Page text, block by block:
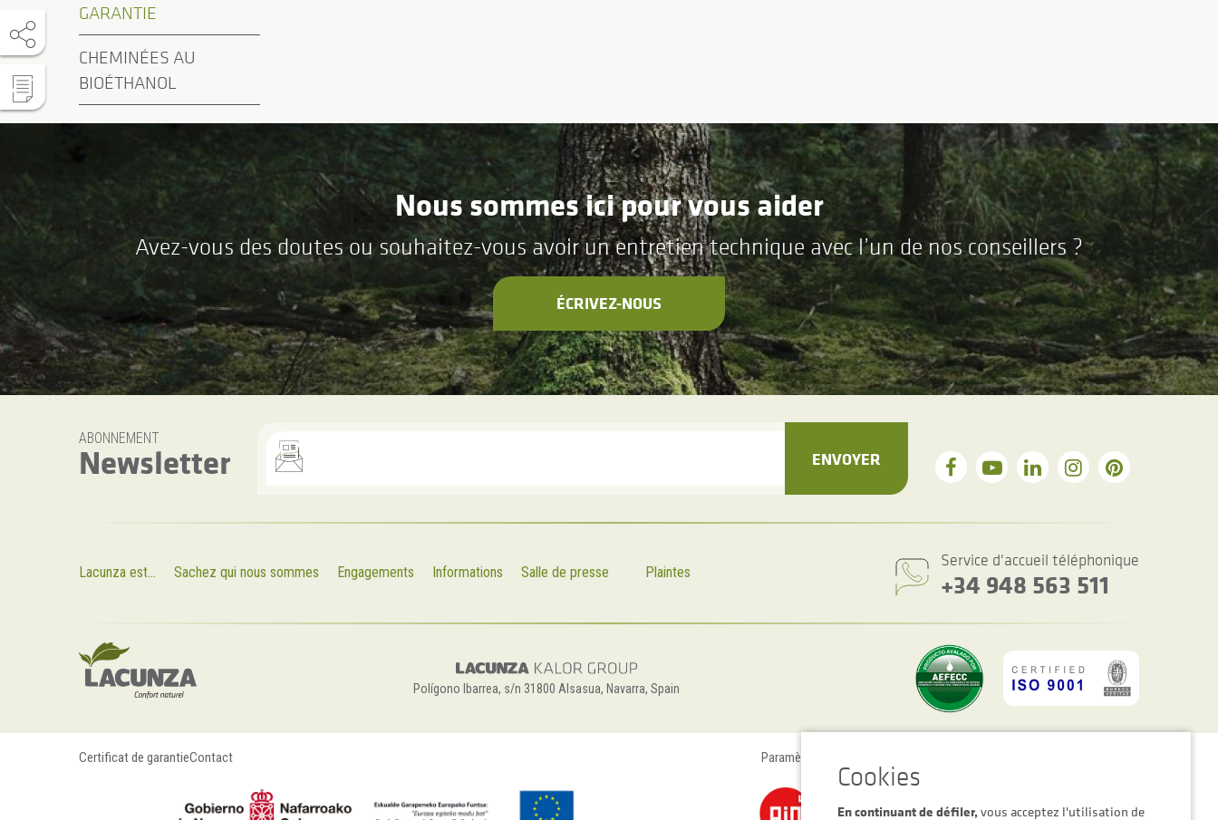
GARANTIE
CHEMINÉES AU
BIOÉTHANOL
Nous sommes ici pour vous aider
Avez-vous des doutes ou souhaitez-vous avoir un entretien technique avec l’un de nos conseillers ?
ÉCRIVEZ-NOUS
ABONNEMENT
Newsletter ENVOYER
Lacunza est... Sachez qui nous sommes Engagements Informations Salle de presse Plaintes
Service d'accueil téléphonique
+34 948 563 511
Polígono Ibarrea, s/n 31800 Alsasua, Navarra, Spain
Certificat de garantieContact Paramètres des cookies
En continuant de défiler,vous acceptez l'utilisation de